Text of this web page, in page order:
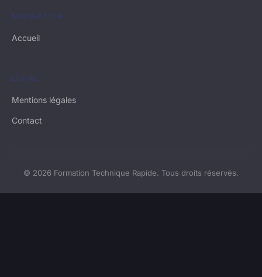
NAVIGATION
Accueil
LÉGAL
Mentions légales
Contact
© 2026 Formation Technique Rapide. Tous droits réservés.